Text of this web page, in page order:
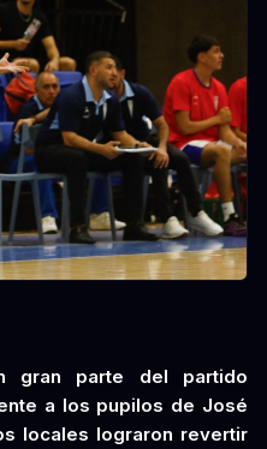
gran parte del partido
a los pupilos de José
locales lograron revertir